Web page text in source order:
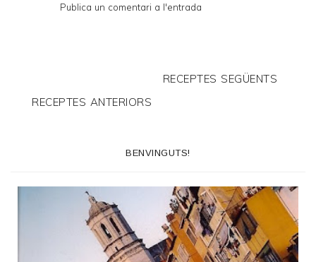
Publica un comentari a l'entrada
RECEPTES SEGÜENTS
RECEPTES ANTERIORS
BENVINGUTS!